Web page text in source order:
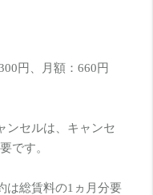
円、月額：660円
ンセルは、キャンセ
です。
は総賃料の1ヵ月分要